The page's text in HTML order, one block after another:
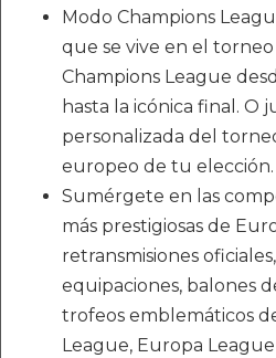
Modo Champions
que se vive en el
Champions League
hasta la icónica final. O
personalizada del
europeo de tu elección.
Sumérgete en las
más prestigiosas de
retransmisiones
equipaciones, balones
trofeos emblemáticos
League, Europa